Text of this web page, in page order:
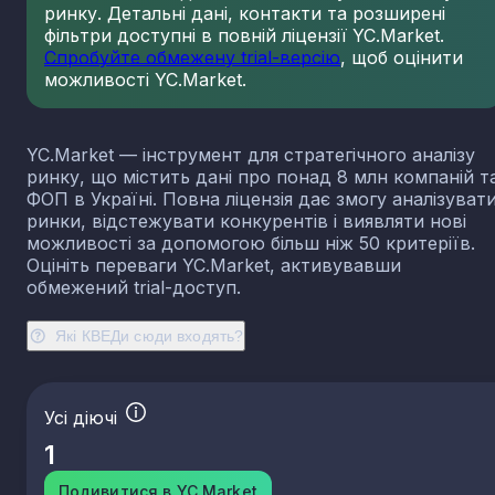
Які КВЕДи сюди входять?
ринку. Детальні дані, контакти та розширені
фільтри доступні в повній ліцензії YC.Market.
Спробуйте обмежену trial-версію, щоб оцінити
можливості YC.Market.
YC.Market — інструмент для стратегічного аналізу
ринку, що містить дані про понад 8 млн компаній
ФОП в Україні. Повна ліцензія дає змогу
ринки, відстежувати конкурентів і виявляти нові
можливості за допомогою більш ніж 50 критеріїв.
Оцініть переваги YC.Market, активувавши
обмежений trial-доступ.
Усі діючі
1
Подивитися в YC.Market
23.13 Виробництво порожнистого скла
23.14 Виробництво скловолокна
23.19 Виробництво й оброблення інших скляних
23.31 Виробництво керамічних плиток і плит
23.32 Виробництво цегли, черепиці та інших
виробів із випаленої глини
23.41
Виробництво господарських і декоративних
керамічних виробів
23.42
Виробництво керамічних санітарно-технічних
23.43 Виробництво керамічних електроізоляторів та
ізоляційної арматури
призначення
23.49 Виробництво інших керамічних виробів
23.52 Виробництво вапна та гіпсових сумішей